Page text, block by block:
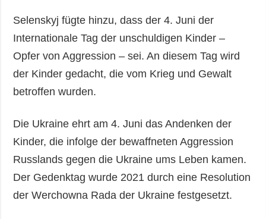
Selenskyj fügte hinzu, dass der 4. Juni der
Internationale Tag der unschuldigen Kinder –
Opfer von Aggression – sei. An diesem Tag wird
der Kinder gedacht, die vom Krieg und Gewalt
betroffen wurden.
Die Ukraine ehrt am 4. Juni das Andenken der
Kinder, die infolge der bewaffneten Aggression
Russlands gegen die Ukraine ums Leben kamen.
Der Gedenktag wurde 2021 durch eine Resolution
der Werchowna Rada der Ukraine festgesetzt.